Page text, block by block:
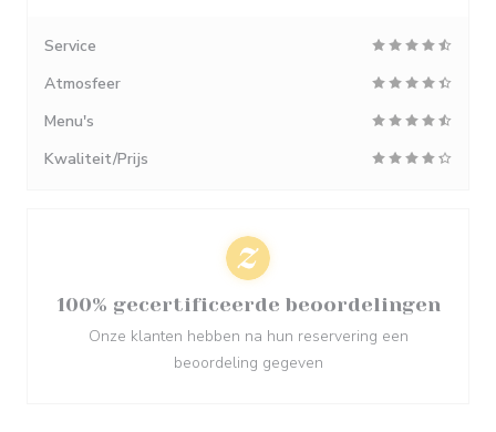
Service
Atmosfeer
Menu's
Kwaliteit/Prijs
100% gecertificeerde beoordelingen
Onze klanten hebben na hun reservering een
beoordeling gegeven